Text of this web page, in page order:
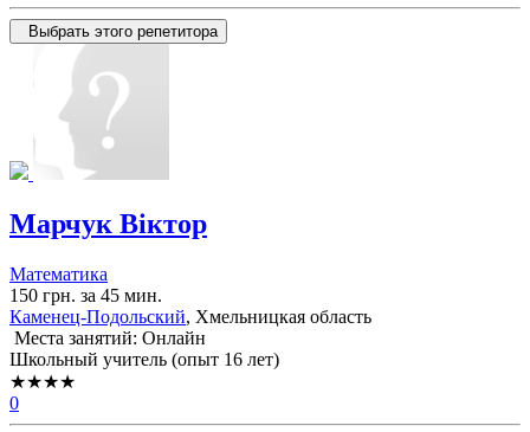
Выбрать этого репетитора
Марчук Віктор
Математика
150 грн. за 45 мин.
Каменец-Подольский, Хмельницкая область
Места занятий: Онлайн
Школьный учитель (опыт 16 лет)
★★★★
0